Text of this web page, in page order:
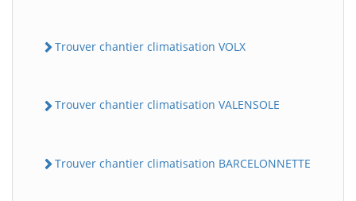
Trouver chantier climatisation VOLX
Trouver chantier climatisation VALENSOLE
Trouver chantier climatisation BARCELONNETTE